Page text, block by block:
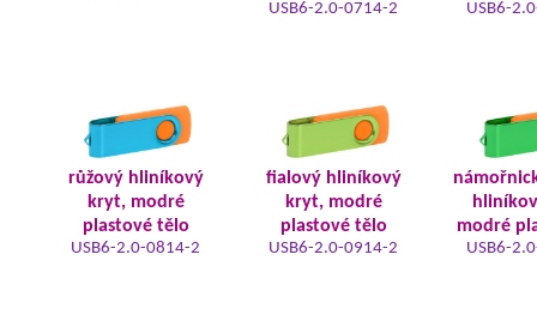
USB6-2.0-0714-2 USB6-
růžový hliníkový
kryt, modré
plastové tělo
USB6-2.0-0814-2
fialový hliníkový
kryt, modré
plastové tělo
USB6-2.0-0914-2
modré
USB6-